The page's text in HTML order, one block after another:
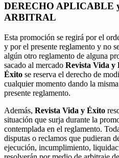
DERECHO APLICABLE
ARBITRAL
Esta promoción se regirá por el
y por el presente reglamento y no
algún otro reglamento de alguna
sacado al mercado Revista Vida y
Éxito se reserva el derecho de
cualquier momento dando la
presente reglamento.
Además, Revista Vida y Éxito
situación que surja durante la
contemplada en el reglamento.
disputas o reclamos que pudieran
ejecución, incumplimiento,